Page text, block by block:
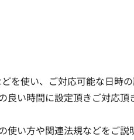
を使い、ご対応可能な日時の
い時間に設定頂きご対応頂
使い方や関連法規などをご